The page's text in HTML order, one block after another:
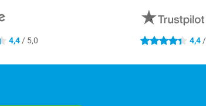
4,4 / 5,0 4.4 sterren 4,4